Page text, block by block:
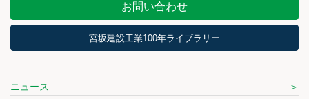
お問い合わせ
宮坂建設工業100年ライブラリー
ニュース